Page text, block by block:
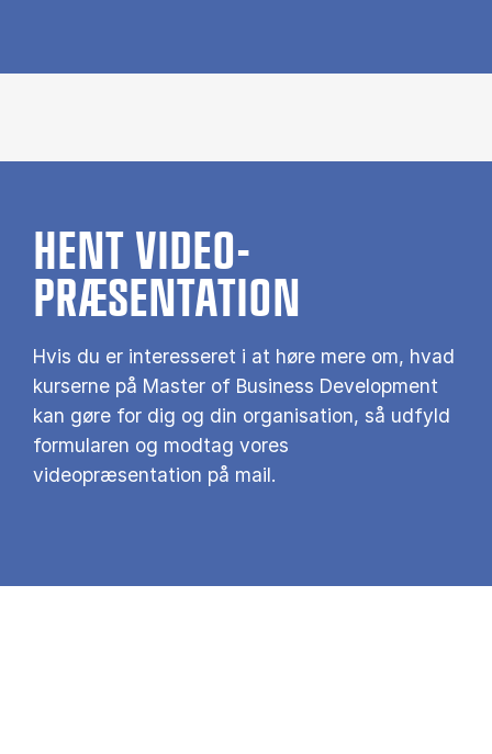
HENT VIDEO-
PRÆSENTATION
Hvis du er interesseret i at høre mere om, hvad
kurserne på Master of Business Development
kan gøre for dig og din organisation, så udfyld
formularen og modtag vores
videopræsentation på mail.